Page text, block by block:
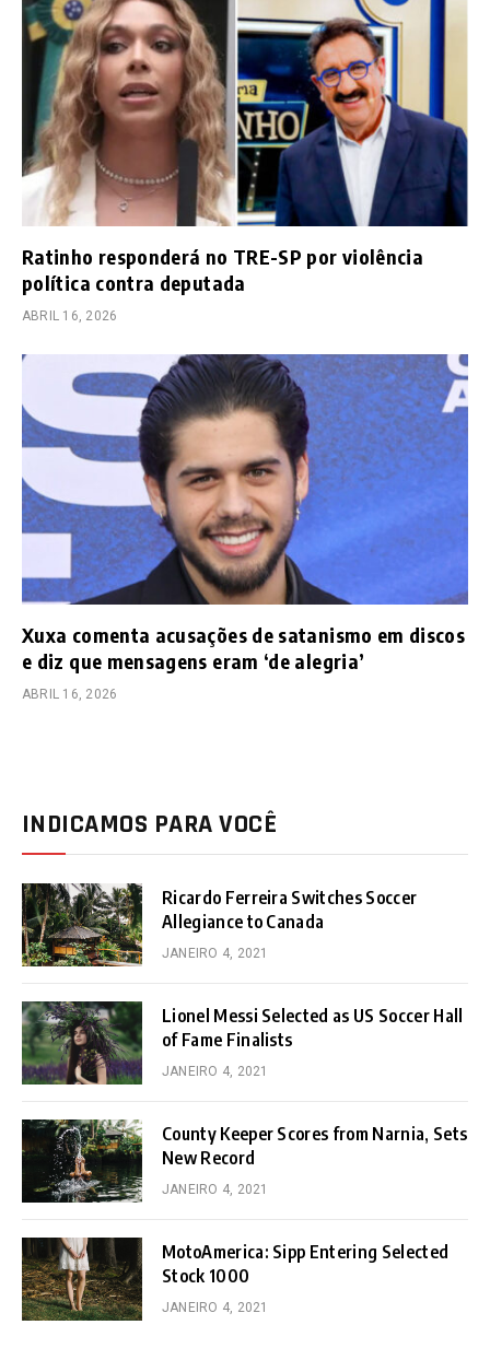
Ratinho responderá no TRE-SP por violência
política contra deputada
ABRIL 16, 2026
Xuxa comenta acusações de satanismo em discos
e diz que mensagens eram ‘de alegria’
ABRIL 16, 2026
INDICAMOS PARA VOCÊ
Ricardo Ferreira Switches Soccer
Allegiance to Canada
JANEIRO 4, 2021
Lionel Messi Selected as US Soccer Hall
of Fame Finalists
JANEIRO 4, 2021
County Keeper Scores from Narnia, Sets
New Record
JANEIRO 4, 2021
MotoAmerica: Sipp Entering Selected
Stock 1000
JANEIRO 4, 2021